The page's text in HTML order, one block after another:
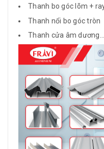
Thanh bo góc lõm +
Thanh nổi bo góc tròn
Thanh cửa âm dương...